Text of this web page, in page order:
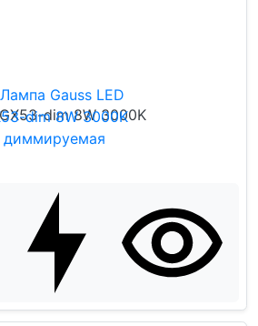
dim 8W 3000K